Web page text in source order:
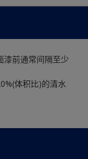
漆前通常间隔至少
体积比)的清水